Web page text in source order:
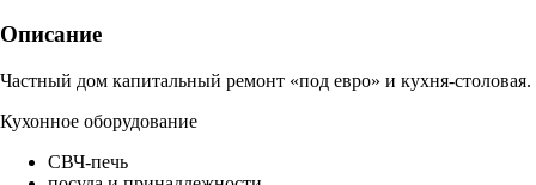
Описание
Частный дом капитальный ремонт «под евро» и кухня-столовая.
Кухонное оборудование
СВЧ-печь